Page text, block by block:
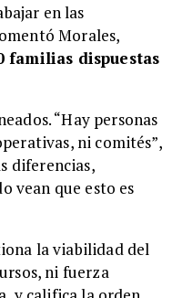
en las
Morales,
familias dispuestas
“Hay personas
ni comités”,
diferencias,
vean que esto es
la viabilidad del
ni fuerza